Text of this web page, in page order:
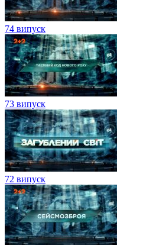
74 випуск
73 випуск
72 випуск